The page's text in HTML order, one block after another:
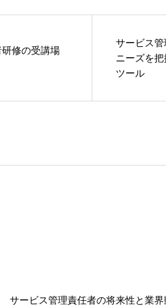
修の受講場
サービス
ニーズを
ツール
サービス管理責任者の将来性と業界